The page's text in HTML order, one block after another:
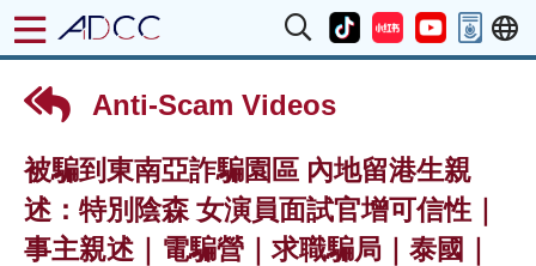
Anti-Scam Videos
被騙到東南亞詐騙園區 內地留港生親
述：特別陰森 女演員面試官增可信性｜
事主親述｜電騙營｜求職騙局｜泰國｜